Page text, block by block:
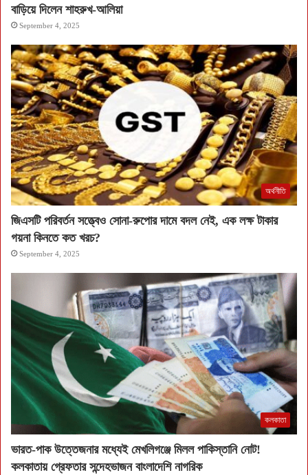
বাড়িয়ে দিলেন শাহরুখ-আলিয়া
September 4, 2025
অর্থনীতি
জিএসটি পরিবর্তন সত্ত্বেও সোনা-রুপোর দামে বদল নেই, এক লক্ষ টাকার
গয়না কিনতে কত খরচ?
September 4, 2025
কলকাতা
ভারত-পাক উত্তেজনার মধ্যেই মেখলিগঞ্জে মিলল পাকিস্তানি নোট!
কলকাতায় গ্রেফতার সন্দেহভাজন বাংলাদেশি নাগরিক